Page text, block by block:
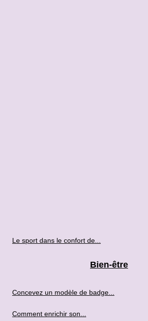
Le sport dans le confort de...
Bien-être
Concevez un modèle de badge...
Comment enrichir son...